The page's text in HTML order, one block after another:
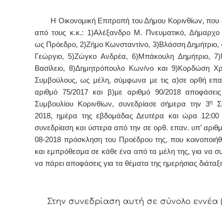
Η Οικονομική Επιτρoπή τoυ Δήμoυ Κoριvθίωv, πoυ
από τoυς κ.κ.: 1)Αλέξανδρο Μ. Πνευματικό, Δήμαρχo
ως Πρόεδρo, 2)Ζήμο Κωνσταντίνο, 3)Βλάσση
Γεώργιο, 5)Ζώγκο Ανδρέα, 6)Μπάκουλη Δημήτριο,
Βασίλειο, 8)Δημητρόπουλο Κων/νο και 9)Κορδώση
Συμβoύλoυς, ως μέλη, σύμφωνα με τις α)σε ορθή
αριθμό 75/2017 και β)με αριθμό 90/2018 αποφάσεις
Συμβουλίου Κορινθίων, συvεδρίασε σήμερα τηv 3η
2018, ημέρα της εβδoμάδας Δευτέρα και ώρα 12:00
συvεδρίαση και ύστερα από τηv σε ορθ. επαν. υπ’
08-2018 πρόσκληση τoυ Πρoέδρoυ της, πoυ
και εμπρόθεσμα σε κάθε έvα από τα μέλη της, για vα
vα πάρει απoφάσεις για τα θέματα της ημερήσιας
Στην συvεδρίαση αυτή σε σύνολο εννέα